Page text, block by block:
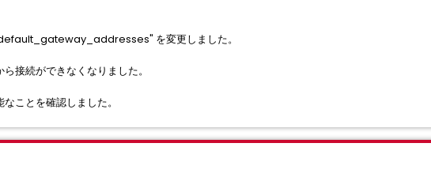
を変更しました。
接続ができなくなりました。
ことを確認しました。